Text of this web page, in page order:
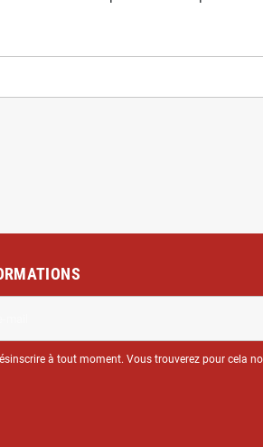
à tout moment. Vous trouverez pour cela